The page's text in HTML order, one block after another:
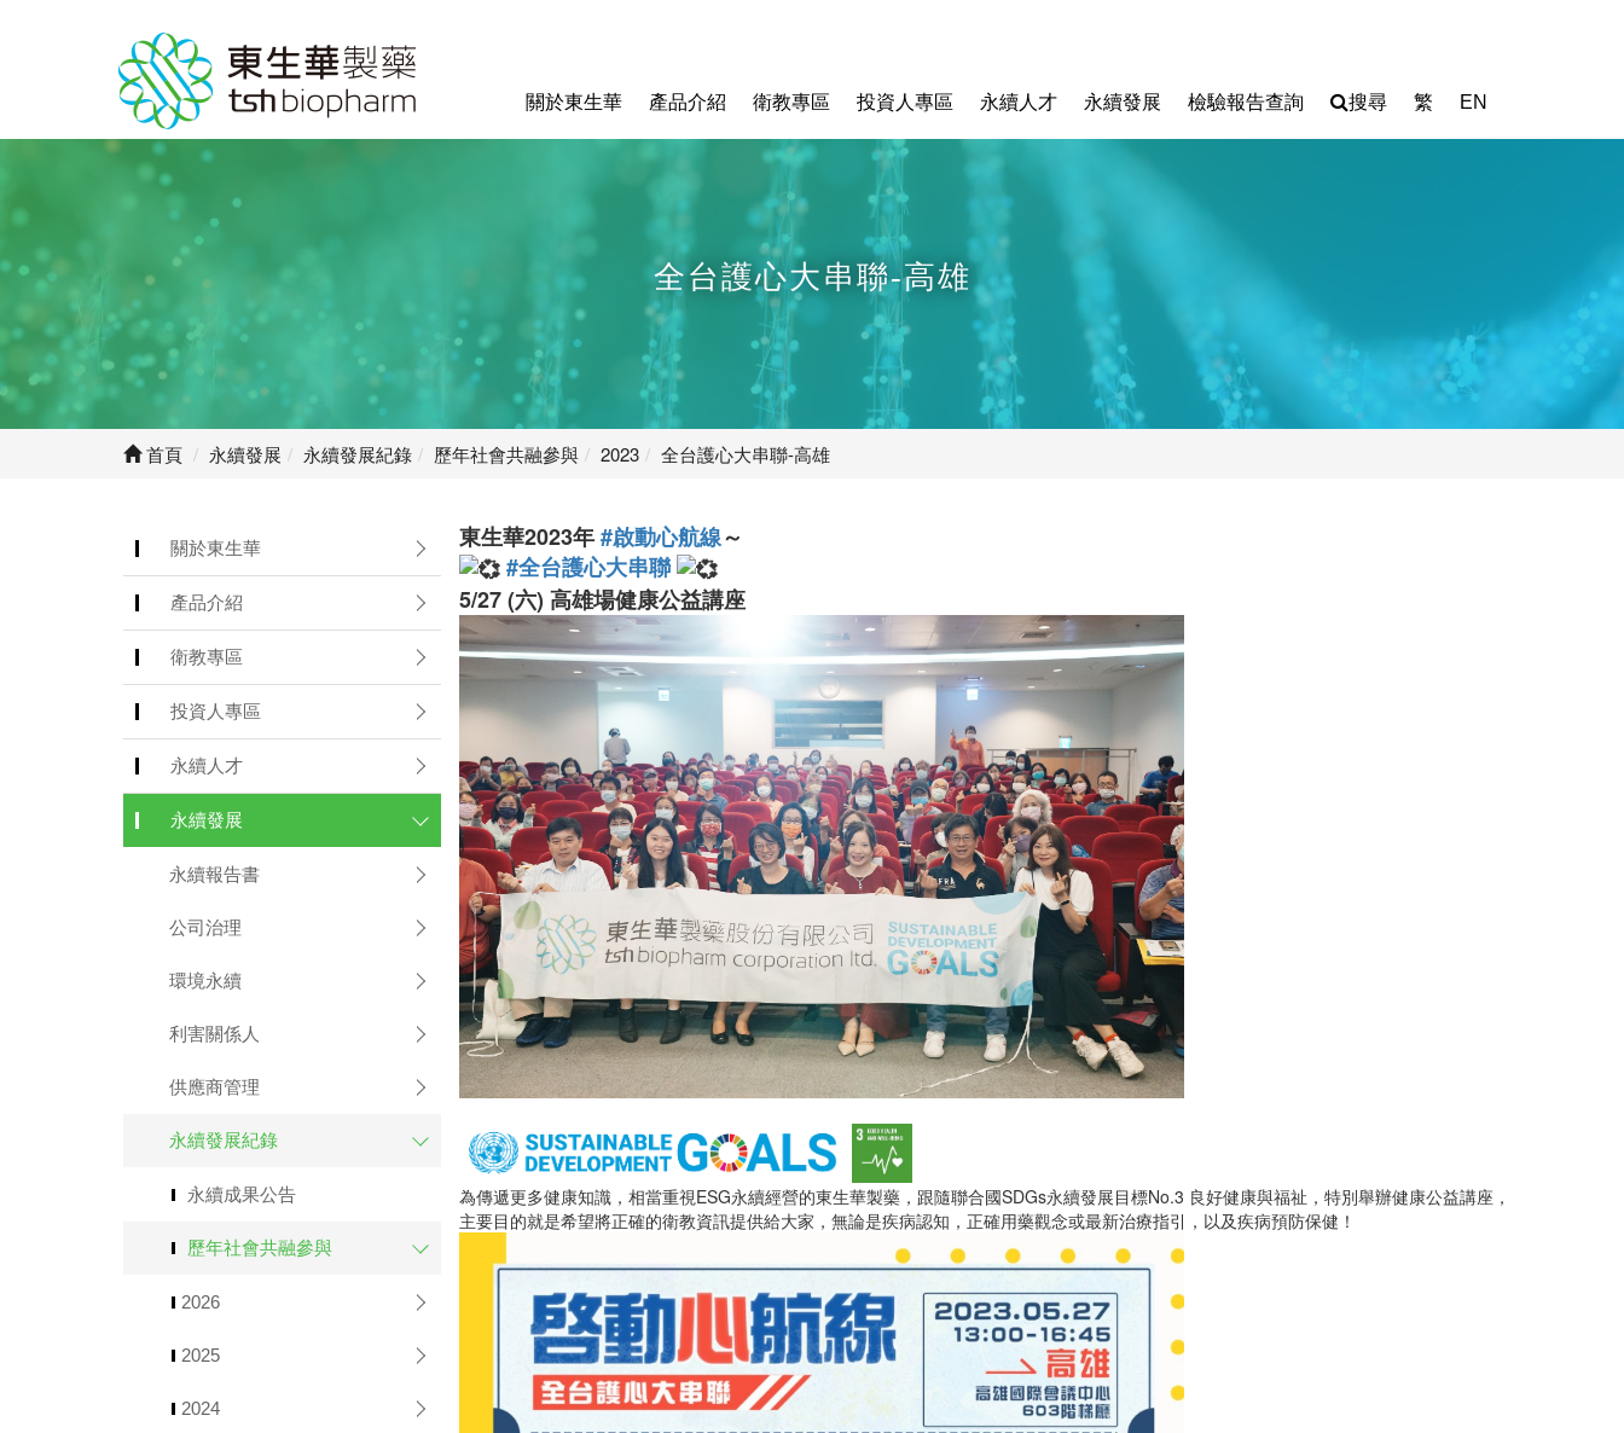
關於東生華 產品介紹 衛教專區 投資人專區 永續人才 永續發展 檢驗報告查詢 搜尋 繁 EN
全台護心大串聯-高雄
首頁 永續發展 永續發展紀錄 歷年社會共融參與 2023 全台護心大串聯-高雄
關於東生華
產品介紹
衛教專區
投資人專區
永續人才
永續發展
永續報告書
公司治理
環境永續
利害關係人
供應商管理
永續發展紀錄
永續成果公告
歷年社會共融參與
2026
2025
2024
東生華2023年#啟動心航線～
#全台護心大串聯
5/27 (六) 高雄場健康公益講座
為傳遞更多健康知識，相當重視ESG永續經營的東生華製藥，跟隨聯合國SDGs永續發展目標No.3 良好健康與福祉，特別舉辦健康公益講座，
主要目的就是希望將正確的衛教資訊提供給大家，無論是疾病認知，正確用藥觀念或最新治療指引，以及疾病預防保健！